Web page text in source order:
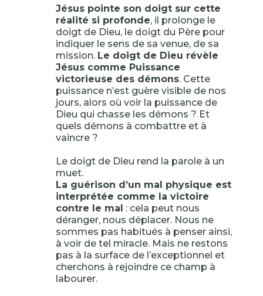
Jésus pointe son doigt sur cette
réalité si profonde, il prolonge le
doigt de Dieu, le doigt du Père pour
indiquer le sens de sa venue, de sa
mission. Le doigt de Dieu révèle
Jésus comme Puissance
victorieuse des démons. Cette
puissance n’est guère visible de nos
jours, alors où voir la puissance de
Dieu qui chasse les démons ? Et
quels démons à combattre et à
vaincre ?
Le doigt de Dieu rend la parole à un
muet.
La guérison d’un mal physique est
interprétée comme la victoire
contre le mal : cela peut nous
déranger, nous déplacer. Nous ne
sommes pas habitués à penser ainsi,
à voir de tel miracle. Mais ne restons
pas à la surface de l’exceptionnel et
cherchons à rejoindre ce champ à
labourer.